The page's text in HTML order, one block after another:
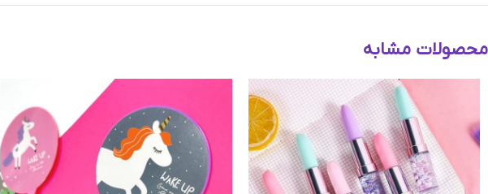
محصولات مشابه